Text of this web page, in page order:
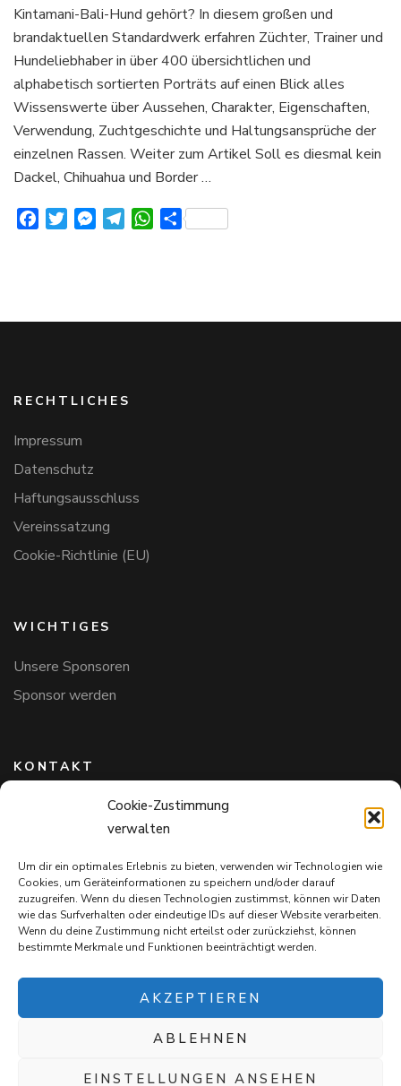
Cookie-Zustimmung
verwalten
Um dir ein optimales Erlebnis zu bieten, verwenden wir Technologien wie
Cookies, um Geräteinformationen zu speichern und/oder darauf
zuzugreifen. Wenn du diesen Technologien zustimmst, können wir Daten
wie das Surfverhalten oder eindeutige IDs auf dieser Website verarbeiten.
Wenn du deine Zustimmung nicht erteilst oder zurückziehst, können
bestimmte Merkmale und Funktionen beeinträchtigt werden.
AKZEPTIEREN
ABLEHNEN
EINSTELLUNGEN ANSEHEN
von
A-
Alles
über
Aussehen
Charakter
und
Verhalten
Kintamani-Bali-Hund gehört? In diesem großen und
brandaktuellen Standardwerk erfahren Züchter, Trainer und
Hundeliebhaber in über 400 übersichtlichen und
alphabetisch sortierten Porträts auf einen Blick alles
Wissenswerte über Aussehen, Charakter, Eigenschaften,
Verwendung, Zuchtgeschichte und Haltungsansprüche der
einzelnen Rassen. Weiter zum Artikel Soll es diesmal kein
Dackel, Chihuahua und Border …
FacebookTwitterMessenger
TelegramWhatsApp
Teilen
RECHTLICHES
Impressum
Datenschutz
Haftungsausschluss
Vereinssatzung
Cookie-Richtlinie (EU)
WICHTIGES
Unsere Sponsoren
Sponsor werden
KONTAKT
Hundefreunde in Bayern e.V.
Markus Willi Ebert
97711 Maßbach
+49 172 85 64 937
Hundefreundeinbayern@web.de
Hundefreunde in Bayern e.V. – und verwöhnt eure Fellnasen!